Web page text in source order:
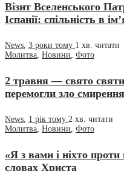
Візит Вселенського
Іспанії: спільність в
News, 3 роки тому 1 хв. читати
Молитва, Новини, Фото
2 травня — свято
перемогли зло
News, 1 рік тому 2 хв. читати
Молитва, Новини, Фото
«Я з вами і ніхто проти
словах Христа